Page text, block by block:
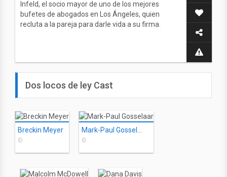
Infeld, el socio mayor de uno de los mejores
bufetes de abogados en Los Ángeles, quien
recluta a la pareja para darle vida a su firma.
Dos locos de ley Cast
Breckin Meyer
©
Mark-Paul Gosselaar
©